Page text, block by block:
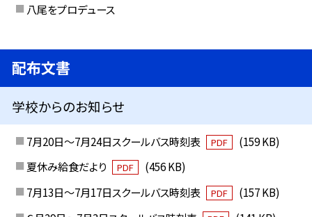
八尾をプロデュース
配布文書
学校からのお知らせ
7月20日～7月24日スクールバス時刻表 PDF
(159 KB)
夏休み給食だより
PDF
(456 KB)
7月13日～7月17日スクールバス時刻表
PDF
(157 KB)